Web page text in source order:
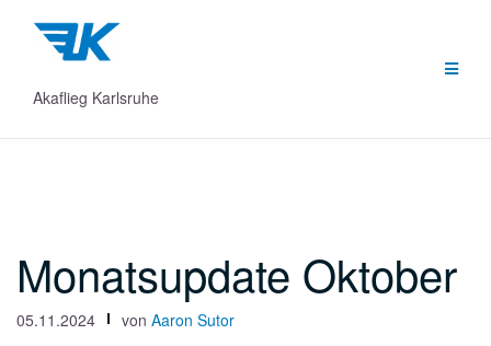
Inhalt
springen
Akaflieg Karlsruhe
Monatsupdate Oktober
05.11.2024 von Aaron Sutor